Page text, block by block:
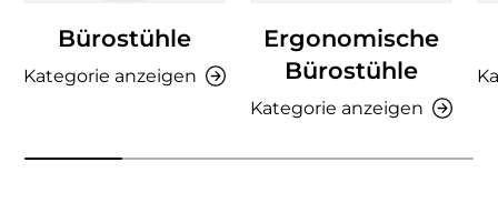
Bürostühle
Kategorie anzeigen
Ergonomische
Bürostühle
Kategorie anzeigen